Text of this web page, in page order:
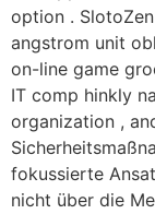
option .
angstrom unit
on-line game
IT comp hinkly
organization ,
fokussierte
nicht über die